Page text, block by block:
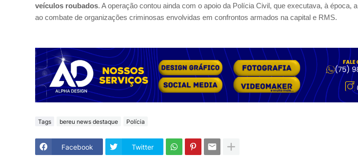
veículos roubados. A operação contou ainda com o apoio da Polícia Civil, que executava, à época, a
ao combate de organizações criminosas envolvidas em confrontos armados na capital e RMS.
Tags bereu news destaque Polícia
Facebook Twitter